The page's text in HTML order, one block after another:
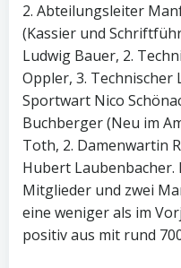
2. Abteilungsleiter
(Kassier und
Ludwig Bauer, 2.
Oppler, 3.
Sportwart Nico
Buchberger (Neu im
Toth, 2. Damenwartin
Hubert Laubenbacher.
Mitglieder und zwei
eine weniger als im
positiv aus mit rund